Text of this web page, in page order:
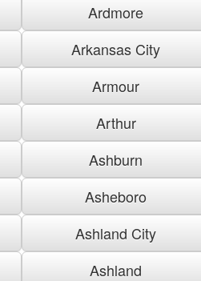
Ardmore
Arkansas City
Armour
Arthur
Ashburn
Asheboro
Ashland City
Ashland